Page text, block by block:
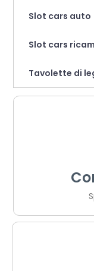
Slot cars auto
Slot cars
Tavolette di